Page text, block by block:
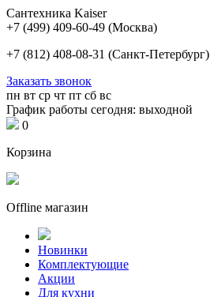
Сантехника Kaiser
+7 (499) 409-60-49 (Москва)
+7 (812) 408-08-31 (Санкт-Петербург)
Заказать звонок
пн вт ср чт пт сб вс
График работы сегодня: выходной
0
Корзина
Offline магазин
Новинки
Комплектующие
Акции
Для кухни